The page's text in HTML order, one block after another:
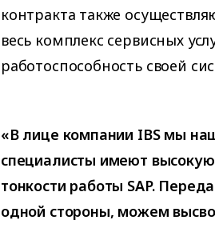
контракта также
весь комплекс сервисных
работоспособность своей
«В лице компании IBS мы
специалисты имеют
тонкости работы SAP.
одной стороны, можем